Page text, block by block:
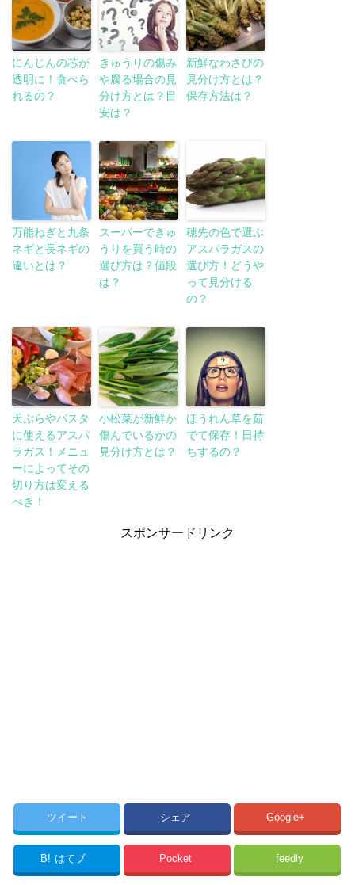
にんじんの芯が
透明に！食べら
れるの？
きゅうりの傷み
や腐る場合の見
分け方とは？目
安は？
新鮮なわさびの
見分け方とは？
保存方法は？
万能ねぎと九条
ネギと長ネギの
違いとは？
スーパーできゅ
うりを買う時の
選び方は？値段
は？
穂先の色で選ぶ
アスパラガスの
選び方！どうや
って見分ける
の？
天ぷらやパスタ
に使えるアスパ
ラガス！メニュ
ーによってその
切り方は変える
べき！
小松菜が新鮮か
傷んでいるかの
見分け方とは？
ほうれん草を茹
でて保存！日持
ちするの？
スポンサードリンク
ツイート シェア Google+
B! はてブ Pocket feedly